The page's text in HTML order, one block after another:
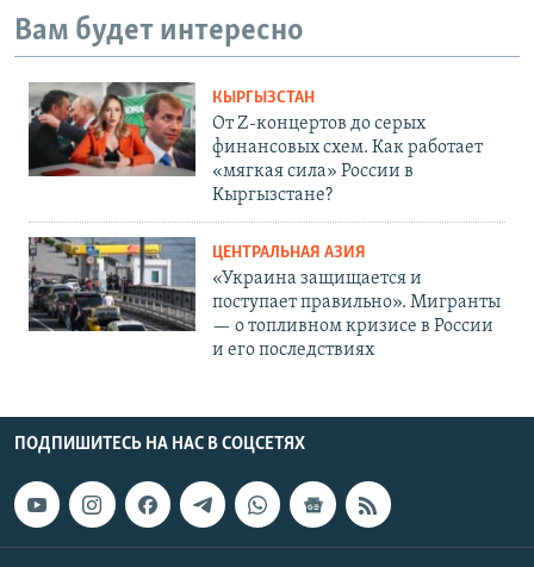
Вам будет интересно
КЫРГЫЗСТАН
От Z-концертов до серых
финансовых схем. Как работает
«мягкая сила» России в
Кыргызстане?
ЦЕНТРАЛЬНАЯ АЗИЯ
«Украина защищается и
поступает правильно». Мигранты
— о топливном кризисе в России
и его последствиях
ПОДПИШИТЕСЬ НА НАС В СОЦСЕТЯХ